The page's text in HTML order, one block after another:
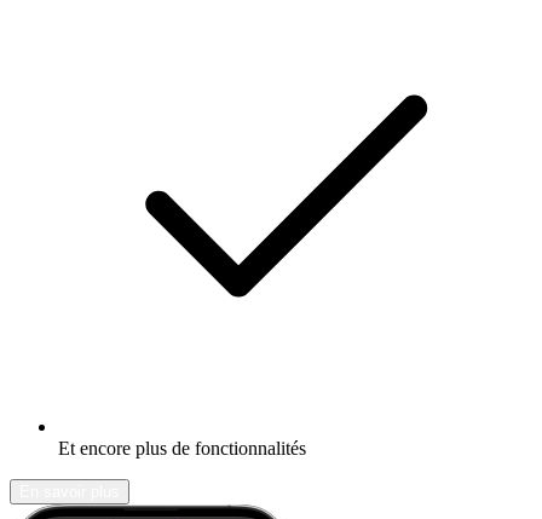
Et encore plus de fonctionnalités